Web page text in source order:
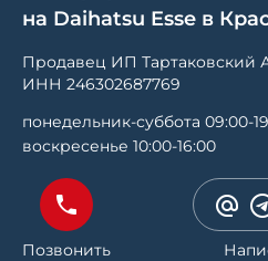
на Daihatsu Esse в
Продавец ИП Тартаковский
ИНН 246302687769
понедельник-суббота 09:00-
воскресенье 10:00-16:00
Позвонить